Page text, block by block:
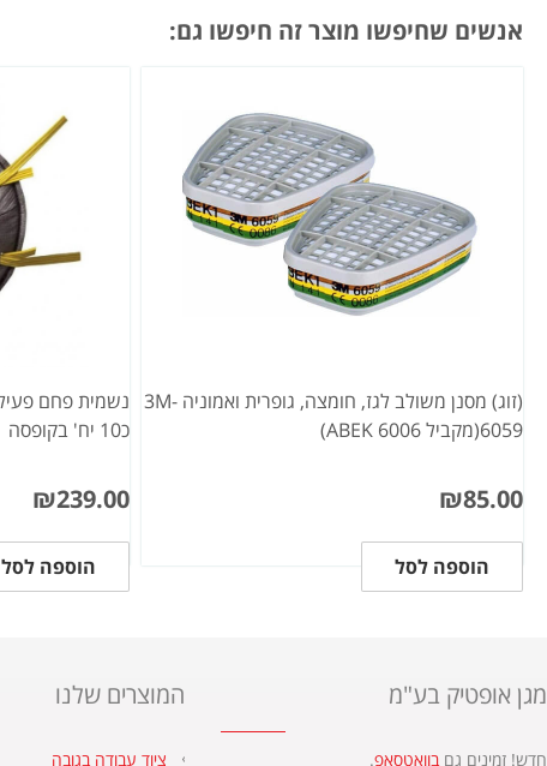
אנשים שחיפשו מוצר זה חיפשו גם:
(זוג) מסנן משולב לגז, חומצה, גופרית ואמוניה 3M-
6059(מקביל 6006 ABEK)
₪85.00
הוספה לסל
כ10 יח' בקופסה
₪239.00
הוספה לסל
מגן אופטיק בע"מ
חדש! זמינים גםבוואטסאפ.​
המוצרים שלנו
ציוד עבודה בגובה